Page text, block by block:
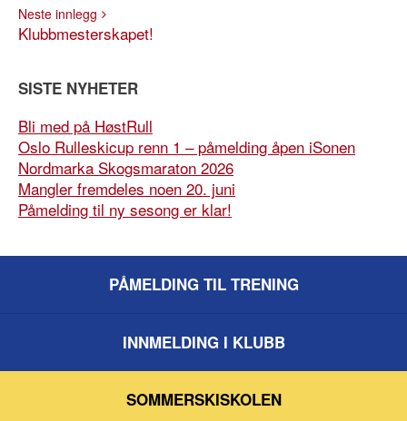
Neste innlegg
Klubbmesterskapet!
SISTE NYHETER
Bli med på HøstRull
Oslo Rulleskicup renn 1 – påmelding åpen iSonen
Nordmarka Skogsmaraton 2026
Mangler fremdeles noen 20. juni
Påmelding til ny sesong er klar!
PÅMELDING TIL TRENING
INNMELDING I KLUBB
SOMMERSKISKOLEN